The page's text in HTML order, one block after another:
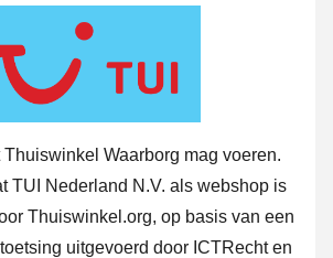
Thuiswinkel Waarborg mag voeren.
TUI Nederland N.V. als webshop is
Thuiswinkel.org, op basis van een
uitgevoerd door ICTRecht en